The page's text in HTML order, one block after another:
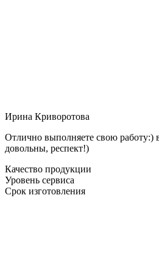
Ирина Криворотова
Отлично выполняете свою работу:)
довольны, респект!)
Качество продукции
Уровень сервиса
Срок изготовления